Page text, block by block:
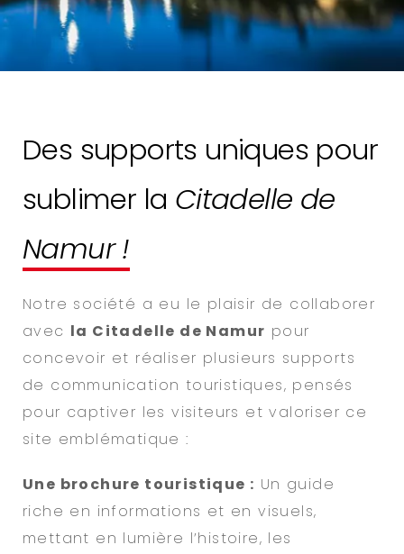
Des supports uniques pour
sublimer la Citadelle de
Namur !
Notre société a eu le plaisir de collaborer
avec la Citadelle de Namur pour
concevoir et réaliser plusieurs supports
de communication touristiques, pensés
pour captiver les visiteurs et valoriser ce
site emblématique :
Une brochure touristique : Un guide
riche en informations et en visuels,
mettant en lumière l’histoire, les